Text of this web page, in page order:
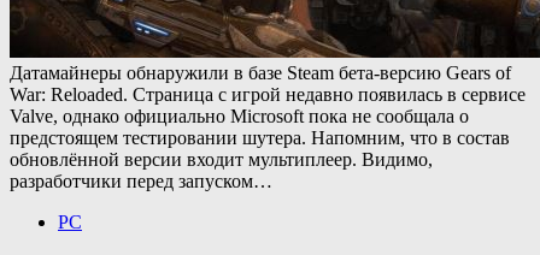
Датамайнеры обнаружили в базе Steam бета-версию Gears of
War: Reloaded. Страница с игрой недавно появилась в сервисе
Valve, однако официально Microsoft пока не сообщала о
предстоящем тестировании шутера. Напомним, что в состав
обновлённой версии входит мультиплеер. Видимо,
разработчики перед запуском…
PC